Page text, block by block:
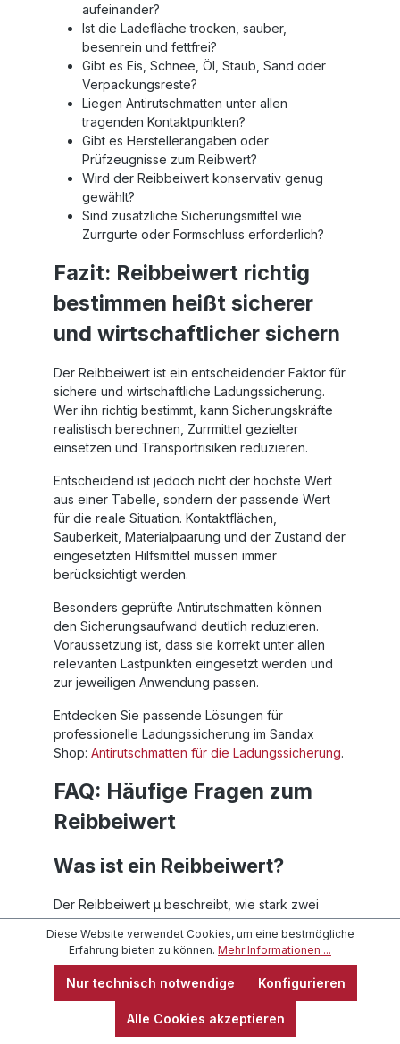
aufeinander?
Ist die Ladefläche trocken, sauber,
besenrein und fettfrei?
Gibt es Eis, Schnee, Öl, Staub, Sand oder
Verpackungsreste?
Liegen Antirutschmatten unter allen
tragenden Kontaktpunkten?
Gibt es Herstellerangaben oder
Prüfzeugnisse zum Reibwert?
Wird der Reibbeiwert konservativ genug
gewählt?
Sind zusätzliche Sicherungsmittel wie
Zurrgurte oder Formschluss erforderlich?
Fazit: Reibbeiwert richtig
bestimmen heißt sicherer
und wirtschaftlicher sichern
Der Reibbeiwert ist ein entscheidender Faktor für
sichere und wirtschaftliche Ladungssicherung.
Wer ihn richtig bestimmt, kann Sicherungskräfte
realistisch berechnen, Zurrmittel gezielter
einsetzen und Transportrisiken reduzieren.
Entscheidend ist jedoch nicht der höchste Wert
aus einer Tabelle, sondern der passende Wert
für die reale Situation. Kontaktflächen,
Sauberkeit, Materialpaarung und der Zustand der
eingesetzten Hilfsmittel müssen immer
berücksichtigt werden.
Besonders geprüfte Antirutschmatten können
den Sicherungsaufwand deutlich reduzieren.
Voraussetzung ist, dass sie korrekt unter allen
relevanten Lastpunkten eingesetzt werden und
zur jeweiligen Anwendung passen.
Entdecken Sie passende Lösungen für
professionelle Ladungssicherung im Sandax
Shop: Antirutschmatten für die Ladungssicherung.
FAQ: Häufige Fragen zum
Reibbeiwert
Was ist ein Reibbeiwert?
Der Reibbeiwert µ beschreibt, wie stark zwei
Kontaktflächen gegeneinander rutschen. In der
Ladungssicherung zeigt er, welcher Anteil der
Gewichtskraft rechnerisch als Reibungskraft
genutzt werden kann.
Welcher Reibbeiwert gilt für
Diese Website verwendet Cookies, um eine bestmögliche
Erfahrung bieten zu können. Mehr Informationen ...
Nur technisch notwendige Konfigurieren
Alle Cookies akzeptieren